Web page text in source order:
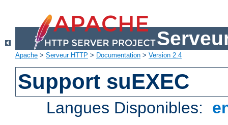
Apache > Serveur HTTP > Documentation > Version 2.4
Support suEXEC
Langues Disponibles: